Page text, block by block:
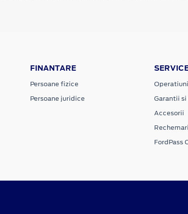
FINANTARE
Persoane fizice
Persoane juridice
Garantii
Accesorii
FordPass